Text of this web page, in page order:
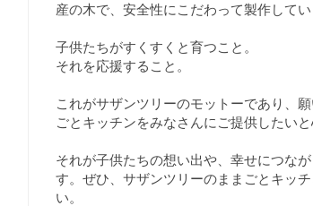
産の木で、安全性にこだわって製作してい
子供たちがすくすくと育つこと。
それを応援すること。
これがサザンツリーのモットーであり、
ごとキッチンをみなさんにご提供したいと
それが子供たちの想い出や、幸せにつな
す。ぜひ、サザンツリーのままごとキッ
い。